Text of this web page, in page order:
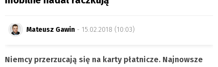
Mateusz Gawin - 15.02.2018 (10:03)
Niemcy przerzucają się na karty płatnicze. Najnowsze